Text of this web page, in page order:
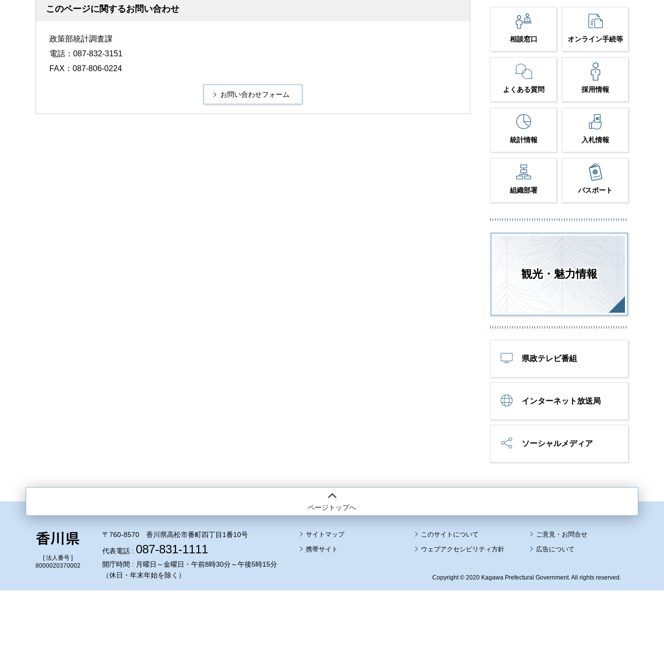
このページに関するお問い合わせ
政策部統計調査課
電話：087-832-3151
FAX：087-806-0224
相談窓口 オンライン手続等
よくある質問 採用情報
統計情報 入札情報
組織部署 パスポート
観光・魅力情報
県政テレビ番組
インターネット放送局
ソーシャルメディア
ページトップへ
[ 法人番号 ]
8000020370002
〒760-8570 香川県高松市番町四丁目1番10号
代表電話 : 087-831-1111
開庁時間 : 月曜日～金曜日・午前8時30分～午後5時15分
（休日・年末年始を除く）
サイトマップ
このサイトについて
携帯サイト
ウェブアクセシビリティ方針 広告について
Copyright © 2020 Kagawa Prefectural Government. All rights reserved.